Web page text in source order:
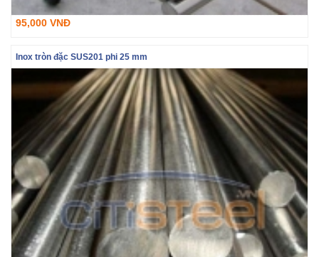
95,000 VNĐ
Inox tròn đặc SUS201 phi 25 mm